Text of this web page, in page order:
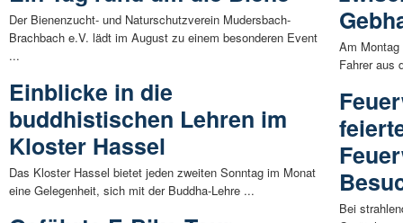
Der Bienenzucht- und Naturschutzverein Mudersbach-
Brachbach e.V. lädt im August zu einem besonderen Event
...
Einblicke in die
buddhistischen Lehren im
Kloster Hassel
Das Kloster Hassel bietet jeden zweiten Sonntag im Monat
eine Gelegenheit, sich mit der Buddha-Lehre ...
Am
Fahrer aus
Bei